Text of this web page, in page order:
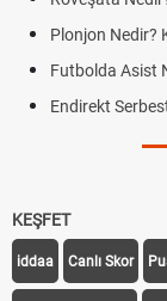
Plonjon Nedir?
Futbolda Asist
Endirekt
KEŞFET
iddaa Canlı Skor